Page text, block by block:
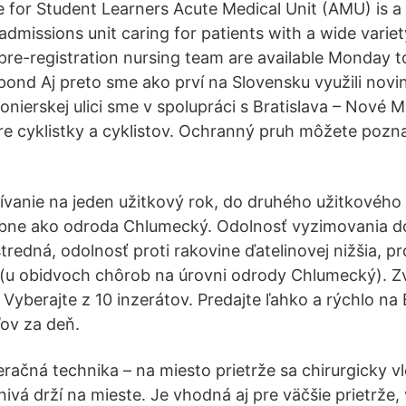
for Student Learners Acute Medical Unit (AMU) is
unit caring for patients with a wide
registration nursing team are available Monday
Aj preto sme ako prví na Slovensku využili
ulici sme v spolupráci s Bratislava – Nové
cyklistky a cyklistov. Ochranný pruh môžete
na jeden užitkový rok, do druhého
ako odroda Chlumecký. Odolnosť vyzimovania
odolnosť proti rakovine ďatelinovej nižšia,
obidvoch chôrob na úrovni odrody Chlumecký).
z 10 inzerátov. Predajte ľahko a rýchlo na
za deň.
technika – na miesto prietrže sa chirurgicky
drží na mieste. Je vhodná aj pre väčšie prietrže,